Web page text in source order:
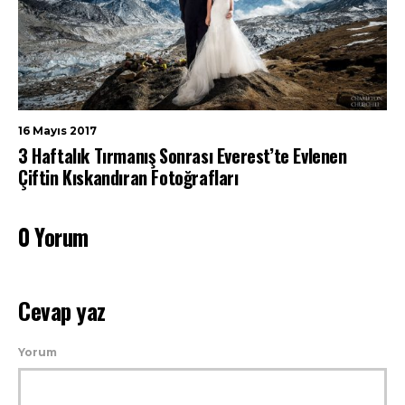
16 Mayıs 2017
3 Haftalık Tırmanış Sonrası Everest’te Evlenen
Çiftin Kıskandıran Fotoğrafları
0 Yorum
Cevap yaz
Yorum